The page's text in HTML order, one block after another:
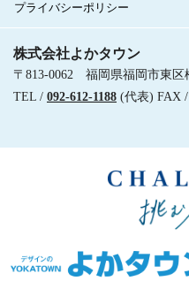
プライバシーポリシー
株式会社よかタウン
〒813-0062 福岡県福岡市東区
TEL / 092-612-1188 (代表) FAX /